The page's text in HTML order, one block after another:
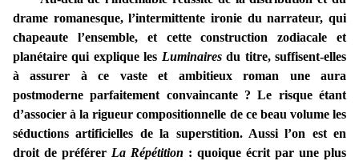
drame romanesque, l’intermittente ironie du narrateur, qui
chapeaute l’ensemble, et cette construction zodiacale et
planétaire qui explique les Luminairesdu titre, suffisent-elles
à assurer à ce vaste et ambitieux roman une aura
postmoderne parfaitement convaincante ? Le risque étant
d’associer à la rigueur compositionnelle de ce beau volume les
séductions artificielles de la superstition. Aussi l’on est en
droit de préférer La Répétition : quoique écrit par une plus